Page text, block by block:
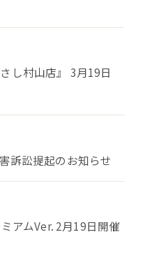
し村山店』 3月19日
訴訟提起のお知らせ
アムVer. 2月19日開催